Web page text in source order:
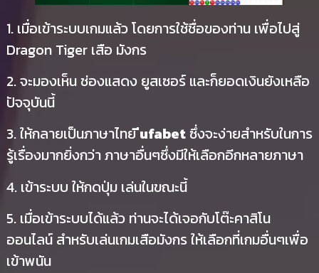
1. เมื่อเข้าระบบเกมแล้ว โดยการใช้ชื่อของท่าน เพื่อไปสู่
Dragon Tiger เสือ มังกร
2. จะมองเห็น ช่องแสดง ยูสเซอร์ และก็ยอดเงินยังเหลือ
ปัจจุบันนี้
3. ให้กลายเป็นภาษาไทยีufabetซึ่งจะง่ายสำหรับในการ
รู้เรื่องมากยิ่งกว่า ภาษาอื่นๆซึ่งมีให้เลือกอีกหลายภาษา
4. เข้าระบบ ให้กดปุ่ม เล่นในขณะนี้
5. เมื่อเข้าระบบได้แล้ว ท่านจะได้เจอกับโต๊ะคาสิโน
ออนไลน์ สำหรับเล่นเกมเสือมังกร ให้เลือกที่เกมอื่นๆเพื่อ
เข้าพนัน